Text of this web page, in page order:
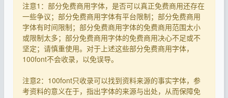
注意1：部分免费商用字体，是否可以真正免费商用还存在
一些争议；部分免费商用字体有平台限制；部分免费商用
字体有时间限制；部分免费商用字体的免费商用范围太小
或限制太多；部分免费商用字体的免费商用决心不足或不
坚定；请慎重使用。对于上述这些部分免费商用字体，
100font不会收录，以免误导。
注意2：100font只收录可以找到资料来源的事实字体，参
考资料的意义在于，指出字体的来源与出处，从而保障免